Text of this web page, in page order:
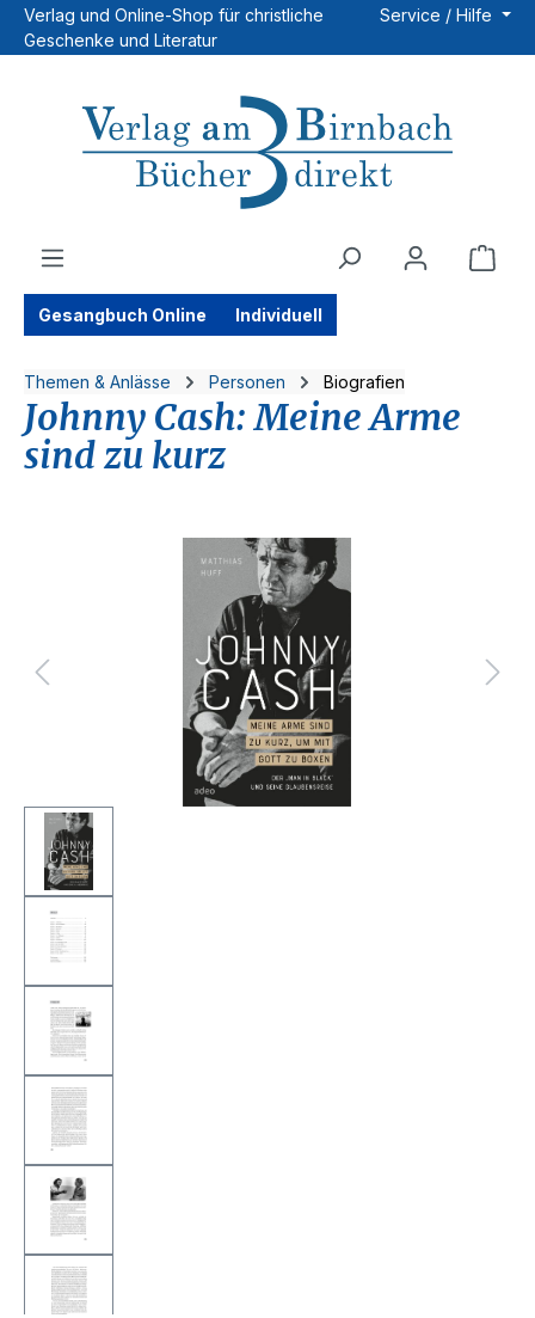
Zum Hauptinhalt springen
Verlag und Online-Shop für christliche
Geschenke und Literatur
Service / Hilfe
Gesangbuch Online Individuell
Themen & Anlässe Personen Biografien
Johnny Cash: Meine Arme
sind zu kurz